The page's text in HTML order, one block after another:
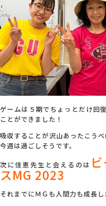
ゲームは５期でちょっとだけ回
ことができました！
吸収することが沢山あったこう
今週は過ごしそうです。
次に佳恵先生と会えるのは
スMG 2023
それまでにＭＧも人間力も成長